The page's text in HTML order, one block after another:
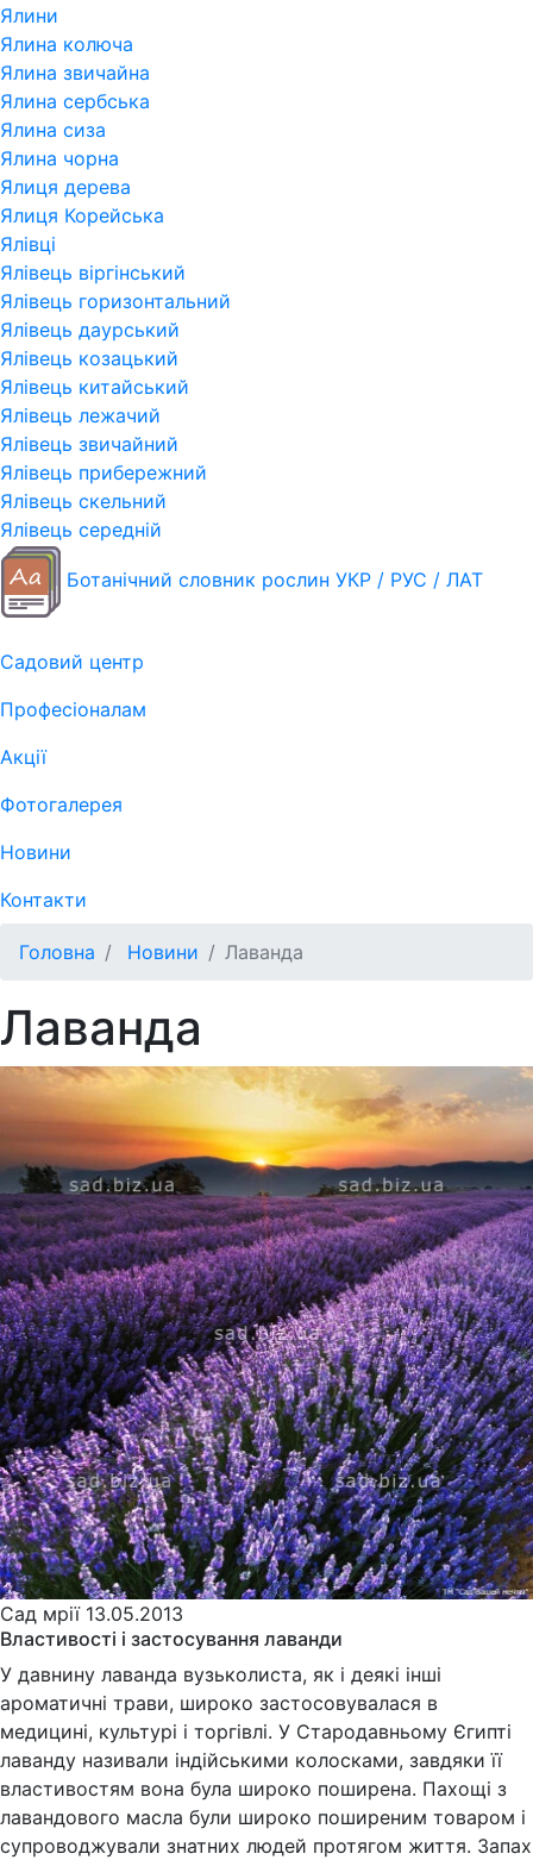
Ялини
Ялина колюча
Ялина звичайна
Ялина сербська
Ялина сиза
Ялина чорна
Ялиця дерева
Ялиця Корейська
Ялівці
Ялівець віргінський
Ялівець горизонтальний
Ялівець даурський
Ялівець козацький
Ялівець китайський
Ялівець лежачий
Ялівець звичайний
Ялівець прибережний
Ялівець скельний
Ялівець середній
Ботанічний словник рослин УКР / РУС / ЛАТ
Садовий центр
Професіоналам
Акції
Фотогалерея
Новини
Контакти
Головна Новини Лаванда
Лаванда
Сад мрії 13.05.2013
Властивості і застосування лаванди
У давнину лаванда вузьколиста, як і деякі інші
ароматичні трави, широко застосовувалася в
медицині, культурі і торгівлі. У Стародавньому Єгипті
лаванду називали індійськими колосками, завдяки її
властивостям вона була широко поширена. Пахощі з
лавандового масла були широко поширеним товаром і
супроводжували знатних людей протягом життя. Запах